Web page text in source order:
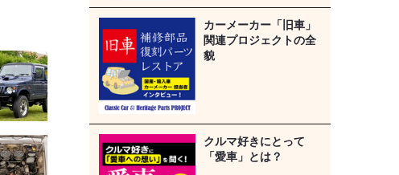
カーメーカー「旧車」
関連プロジェクトの全
貌
クルマ好きにとって
「愛車」とは？